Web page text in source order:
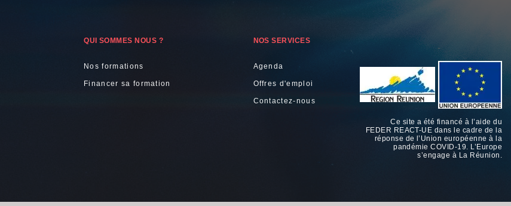
QUI SOMMES NOUS ?
Nos formations
Financer sa formation
NOS SERVICES
Agenda
Offres d'emploi
Contactez-nous
Ce site a été financé à l’aide du
FEDER REACT-UE dans le cadre de la
réponse de l’Union européenne à la
pandémie COVID-19. L’Europe
s’engage à La Réunion.